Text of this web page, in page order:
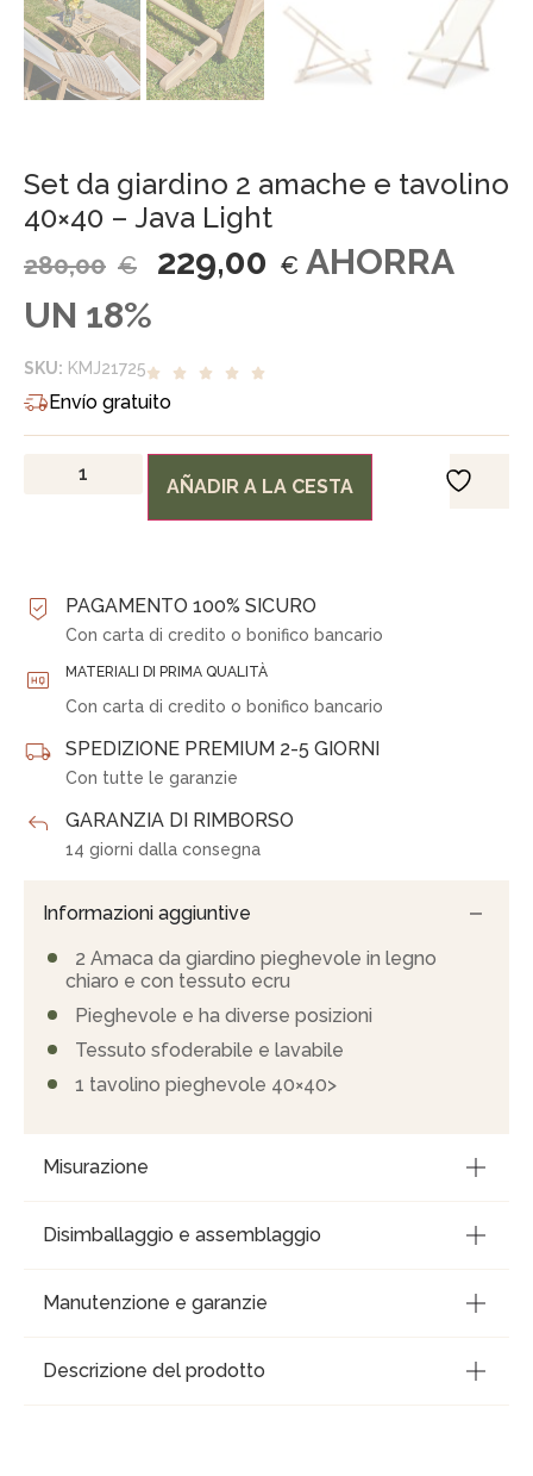
Set da giardino 2 amache e tavolino
40×40 – Java Light
280,00 € 229,00 € AHORRA
UN 18%
SKU: KMJ21725
Envío gratuito
AÑADIR A LA CESTA
PAGAMENTO 100% SICURO
Con carta di credito o bonifico bancario
MATERIALI DI PRIMA QUALITÀ
Con carta di credito o bonifico bancario
SPEDIZIONE PREMIUM 2-5 GIORNI
Con tutte le garanzie
GARANZIA DI RIMBORSO
14 giorni dalla consegna
Informazioni aggiuntive
2 Amaca da giardino pieghevole in legno
chiaro e con tessuto ecru
Pieghevole e ha diverse posizioni
Tessuto sfoderabile e lavabile
1 tavolino pieghevole 40×40>
Misurazione
Disimballaggio e assemblaggio
Manutenzione e garanzie
Descrizione del prodotto